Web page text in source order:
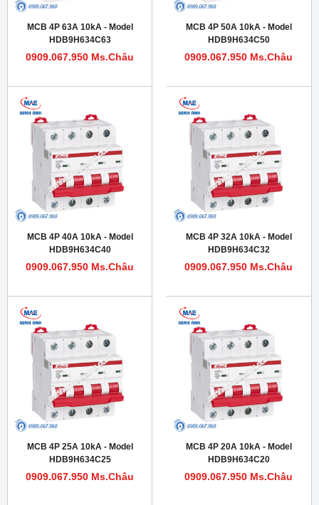
MCB 4P 63A 10kA - Model
HDB9H634C63
0909.067.950 Ms.Châu
MCB 4P 50A 10kA - Model
HDB9H634C50
0909.067.950 Ms.Châu
MCB 4P 40A 10kA - Model
HDB9H634C40
0909.067.950 Ms.Châu
MCB 4P 32A 10kA - Model
HDB9H634C32
0909.067.950 Ms.Châu
MCB 4P 25A 10kA - Model
HDB9H634C25
0909.067.950 Ms.Châu
MCB 4P 20A 10kA - Model
HDB9H634C20
0909.067.950 Ms.Châu